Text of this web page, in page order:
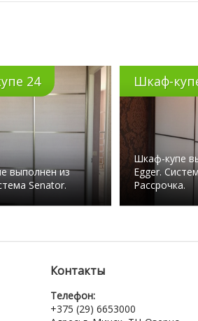
24
выполнен из
Senator.
Шкаф-
Шкаф-купе
Egger.
Рассрочка.
Контакты
Телефон:
+375 (29) 6653000